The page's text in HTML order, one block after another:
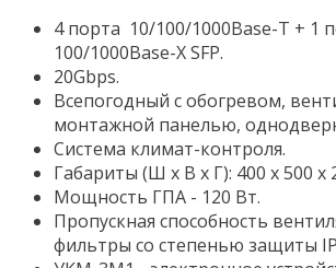
4 порта 10/100/1000Base-T + 1
100/1000Base-X SFP.
20Gbps.
Всепогодный с обогревом,
монтажной панелью,
Система климат-контроля.
Габариты (Ш х В х Г): 400 х 500 х
Мощность ГПА - 120 Вт.
Пропускная способность
фильтры со степенью защиты